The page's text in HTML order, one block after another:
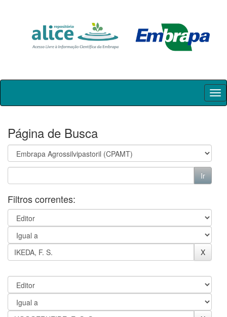
Skip
Página de Busca
Filtros correntes: